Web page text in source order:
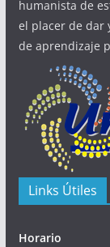
humanista de
el placer de dar
de aprendizaje
Links Útiles
Horario